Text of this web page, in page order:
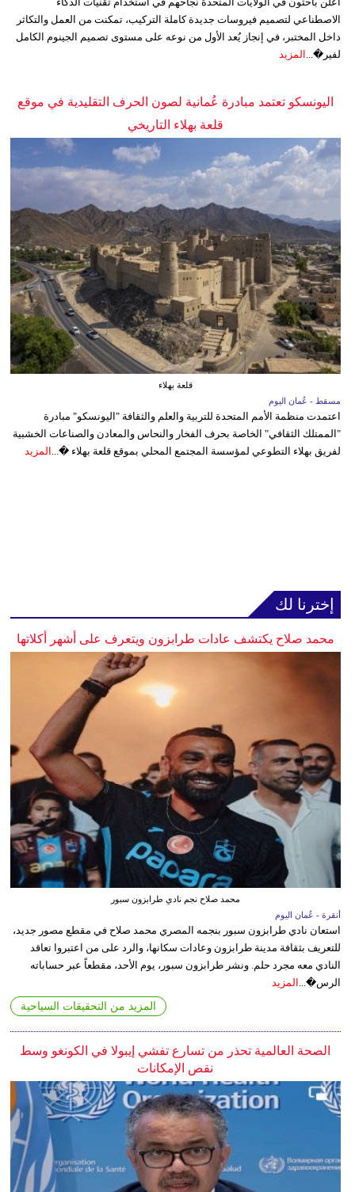
الاصطناعي لتصميم فيروسات جديدة كاملة التركيب، تمكنت من العمل والتكاثر
داخل المختبر، في إنجاز يُعد الأول من نوعه على مستوى تصميم الجينوم الكامل
لفير�... المزيد
اليونسكو تعتمد مبادرة عُمانية لصون الحرف التقليدية في موقع
قلعة بهلاء التاريخي
قلعة بهلاء
مسقط - عُمان اليوم
اعتمدت منظمة الأمم المتحدة للتربية والعلم والثقافة "اليونسكو" مبادرة
"الممتلك الثقافي" الخاصة بحرف الفخار والنحاس والمعادن والصناعات الخشبية
لفريق بهلاء التطوعي لمؤسسة المجتمع المحلي بموقع قلعة بهلاء �... المزيد
إخترنا لك
محمد صلاح يكتشف عادات طرابزون ويتعرف على أشهر أكلاتها
محمد صلاح نجم نادي طرابزون سبور
أنقرة - عُمان اليوم
استعان نادي طرابزون سبور بنجمه المصري محمد صلاح في مقطع مصور جديد،
للتعريف بثقافة مدينة طرابزون وعادات سكانها، والرد على من اعتبروا تعاقد
النادي معه مجرد حلم. ونشر طرابزون سبور، يوم الأحد، مقطعاً عبر حساباته
الرس�...
المزيد
المزيد من التحقيقات السياحية
الصحة العالمية تحذر من تسارع تفشي إيبولا في الكونغو وسط
نقص الإمكانات